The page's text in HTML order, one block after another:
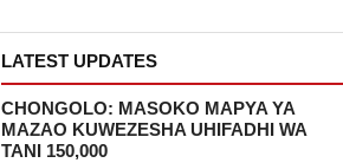
LATEST UPDATES
CHONGOLO: MASOKO MAPYA YA
MAZAO KUWEZESHA UHIFADHI WA
TANI 150,000